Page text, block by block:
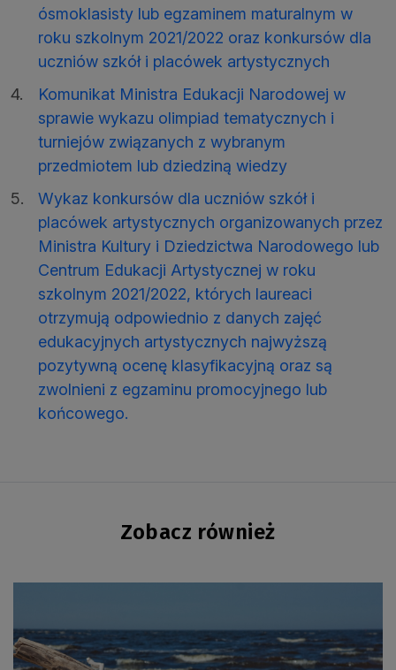
ósmoklasisty lub egzaminem maturalnym w
roku szkolnym 2021/2022 oraz konkursów dla
uczniów szkół i placówek artystycznych
Komunikat Ministra Edukacji Narodowej w
sprawie wykazu olimpiad tematycznych i
turniejów związanych z wybranym
przedmiotem lub dziedziną wiedzy
Wykaz konkursów dla uczniów szkół i
placówek artystycznych organizowanych przez
Ministra Kultury i Dziedzictwa Narodowego lub
Centrum Edukacji Artystycznej w roku
szkolnym 2021/2022, których laureaci
otrzymują odpowiednio z danych zajęć
edukacyjnych artystycznych najwyższą
pozytywną ocenę klasyfikacyjną oraz są
zwolnieni z egzaminu promocyjnego lub
końcowego.
Zobacz również